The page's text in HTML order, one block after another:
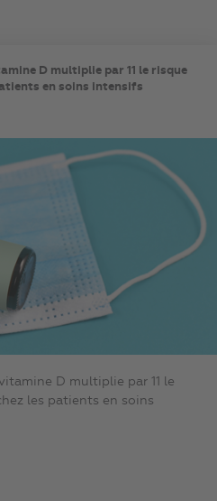
D multiplie par 11 le risque
en soins intensifs
D multiplie par 11 le
les patients en soins